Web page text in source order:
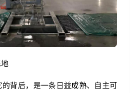
的背后，是一条日益成熟、自主可